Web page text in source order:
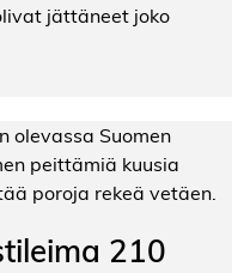
jättäneet joko
210